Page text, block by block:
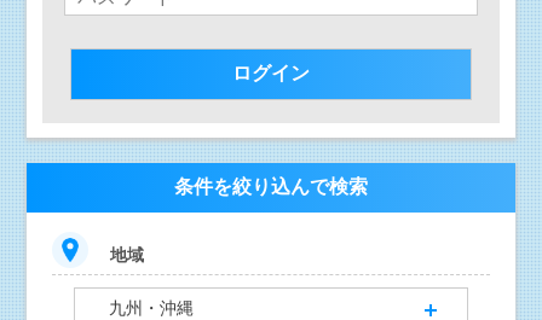
条件を絞り込んで検索
地域
九州・沖縄